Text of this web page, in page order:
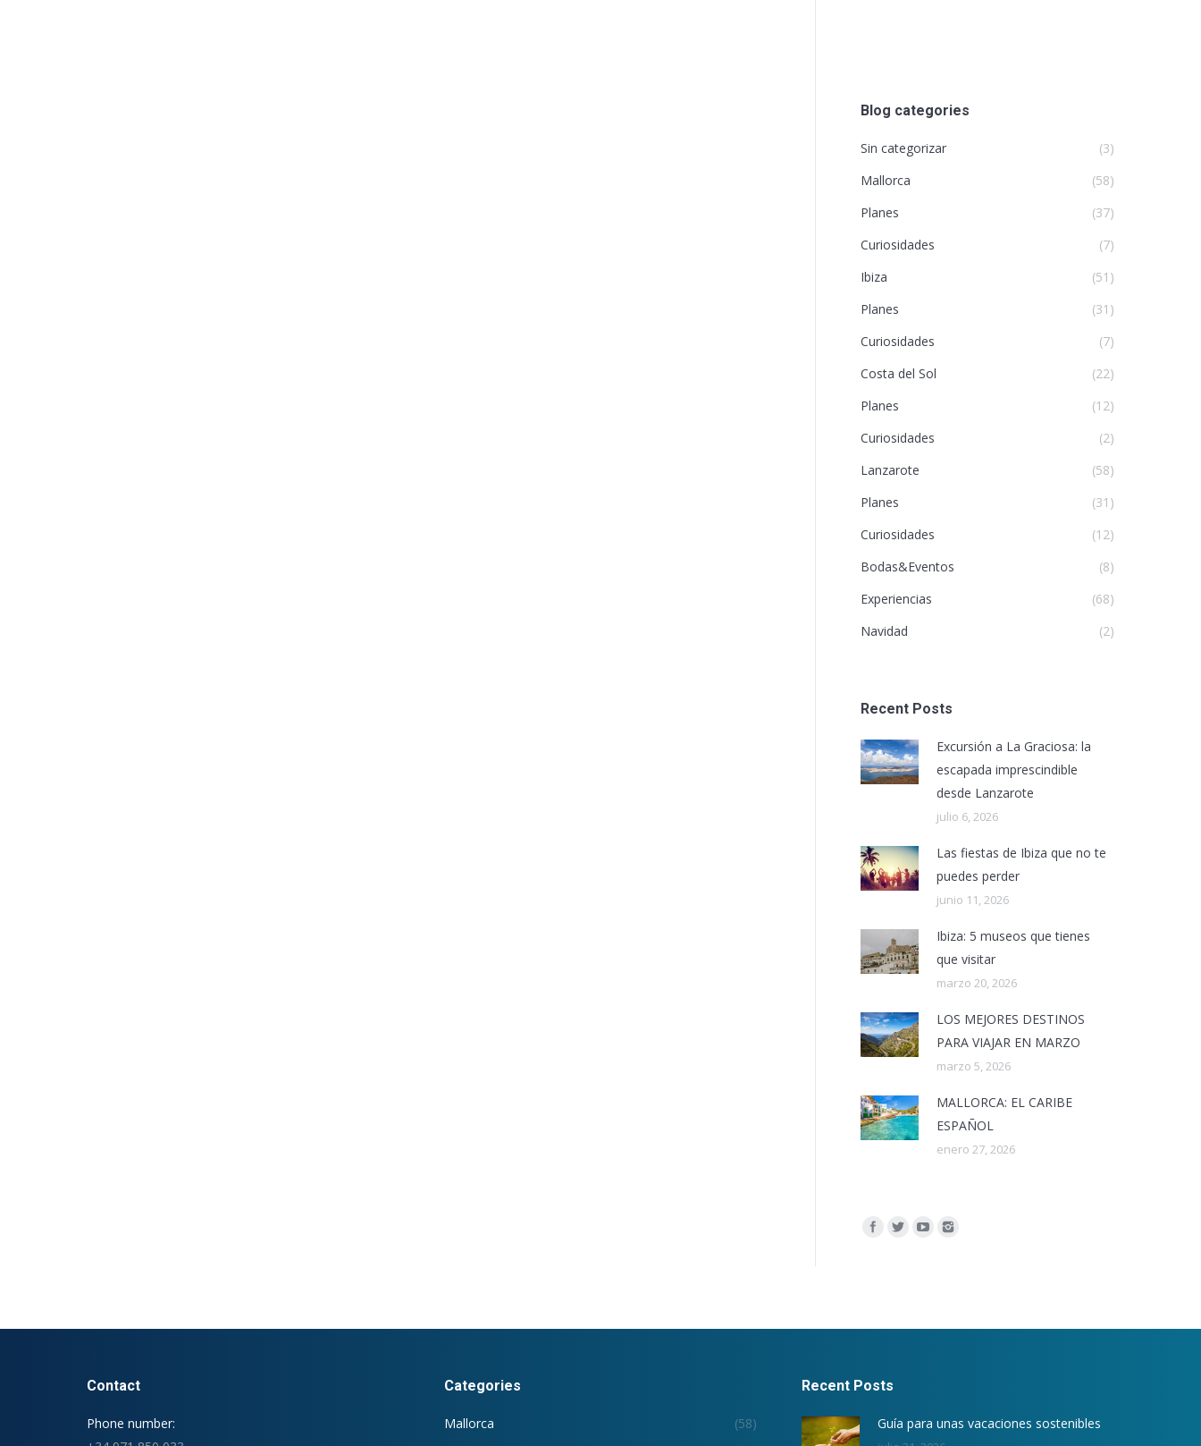
Blog categories
Sin categorizar
(3)
Mallorca
(58)
Planes
(37)
Curiosidades
(7)
Ibiza
(51)
Planes
(31)
Curiosidades
(7)
Costa del Sol
(22)
Planes
(12)
Curiosidades
(2)
Lanzarote
(58)
Planes
(31)
Curiosidades
(12)
Bodas&Eventos
(8)
Experiencias
(68)
Navidad
(2)
Recent Posts
Excursión a La Graciosa: la
escapada imprescindible
desde Lanzarote
julio 6, 2026
Las fiestas de Ibiza que no te
puedes perder
junio 11, 2026
Ibiza: 5 museos que tienes
que visitar
marzo 20, 2026
LOS MEJORES DESTINOS
PARA VIAJAR EN MARZO
marzo 5, 2026
MALLORCA: EL CARIBE
ESPAÑOL
enero 27, 2026
Encuéntranos en:
Contact
Phone number:
Categories
Mallorca (58)
Recent Posts
Guía para unas vacaciones sostenibles